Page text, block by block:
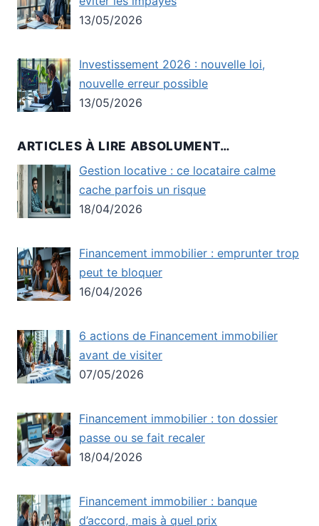
13/05/2026
Investissement 2026 : nouvelle loi,
nouvelle erreur possible
13/05/2026
ARTICLES À LIRE ABSOLUMENT…
Gestion locative : ce locataire calme
cache parfois un risque
18/04/2026
Financement immobilier : emprunter trop
peut te bloquer
16/04/2026
6 actions de Financement immobilier
avant de visiter
07/05/2026
Financement immobilier : ton dossier
passe ou se fait recaler
18/04/2026
Financement immobilier : banque
d’accord, mais à quel prix